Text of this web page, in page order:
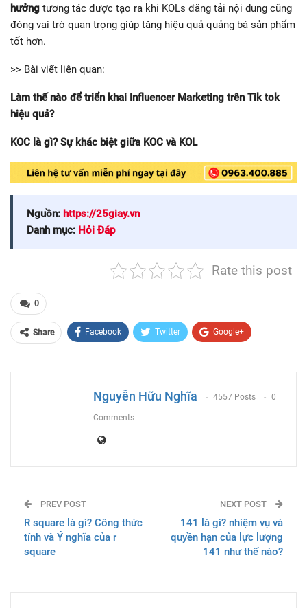
hưởng tương tác được tạo ra khi KOLs đăng tải nội dung cũng
đóng vai trò quan trọng giúp tăng hiệu quả quảng bá sản phẩm
tốt hơn.
>> Bài viết liên quan:
Làm thế nào để triển khai Influencer Marketing trên Tik tok
hiệu quả?
KOC là gì? Sự khác biệt giữa KOC và KOL
Nguồn: https://25giay.vn
Danh mục: Hỏi Đáp
Rate this post
0
Share Facebook Twitter Google+
Nguyễn Hữu Nghĩa 4557 Posts 0
Comments
PREV POST
R square là gì? Công thức
tính và Ý nghĩa của r
square
NEXT POST
141 là gì? nhiệm vụ và
quyền hạn của lực lượng
141 như thế nào?